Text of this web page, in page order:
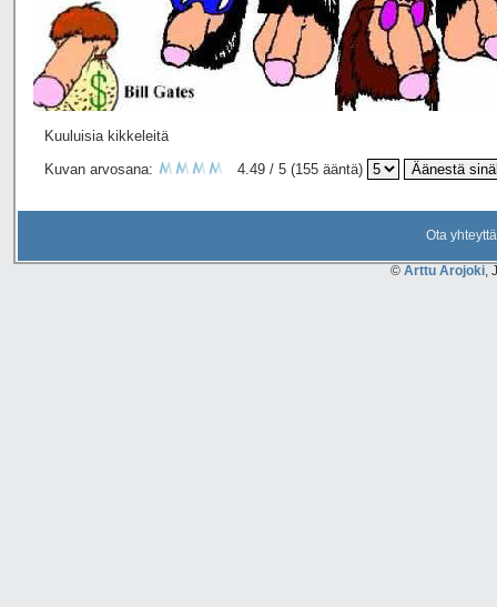
Kuuluisia kikkeleitä
Kuvan arvosana:
4.49 / 5 (155 ääntä)
Ota
© Arttu Arojoki ,